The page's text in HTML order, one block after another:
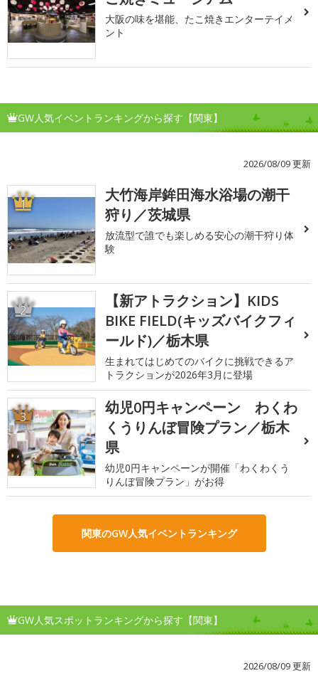
大阪の味を堪能、たこ焼きエンターテイメ
ント
GW人気イベントランキングから探す【関東】
2026/08/09 更新
1
大竹海岸鉾田海水浴場の潮干
狩り／茨城県
放流型で誰でも楽しめる安心の潮干狩り体
験
2
【新アトラクション】KIDS
BIKE FIELD(キッズバイクフィ
ールド)／栃木県
生まれてはじめてのバイクに挑戦できるア
トラクションが2026年3月に登場
3
幼児0円キャンペーン わくわ
くうりんぼ冒険プラン／栃木
県
幼児0円キャンペーンが開催「わくわくう
りんぼ冒険プラン」がお得
関東のGW人気イベントランキング
GW人気スポットランキングから探す【関東】
2026/08/09 更新